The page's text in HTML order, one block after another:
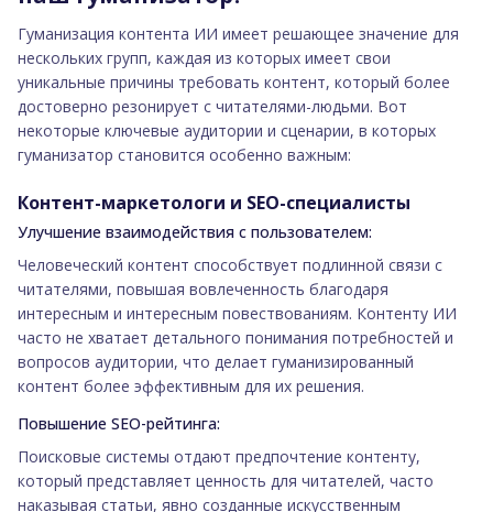
Гуманизация контента ИИ имеет решающее значение для
нескольких групп, каждая из которых имеет свои
уникальные причины требовать контент, который более
достоверно резонирует с читателями-людьми. Вот
некоторые ключевые аудитории и сценарии, в которых
гуманизатор становится особенно важным:
Контент-маркетологи и SEO-специалисты
Улучшение взаимодействия с пользователем:
Человеческий контент способствует подлинной связи с
читателями, повышая вовлеченность благодаря
интересным и интересным повествованиям. Контенту ИИ
часто не хватает детального понимания потребностей и
вопросов аудитории, что делает гуманизированный
контент более эффективным для их решения.
Повышение SEO-рейтинга:
Поисковые системы отдают предпочтение контенту,
который представляет ценность для читателей, часто
наказывая статьи, явно созданные искусственным